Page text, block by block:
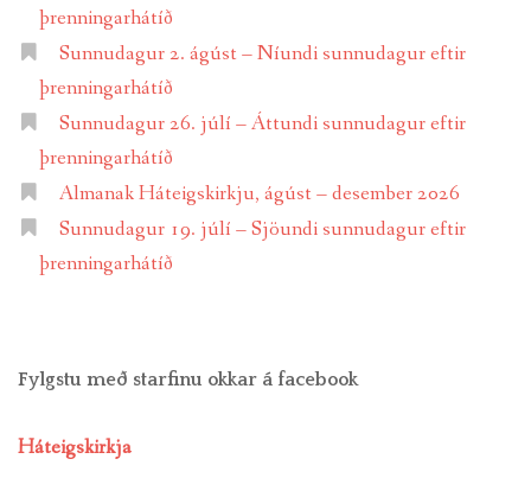
þrenningarhátíð
Sunnudagur 2. ágúst – Níundi sunnudagur eftir
þrenningarhátíð
Sunnudagur 26. júlí – Áttundi sunnudagur eftir
þrenningarhátíð
Almanak Háteigskirkju, ágúst – desember 2026
Sunnudagur 19. júlí – Sjöundi sunnudagur eftir
þrenningarhátíð
Fylgstu með starfinu okkar á facebook
Háteigskirkja